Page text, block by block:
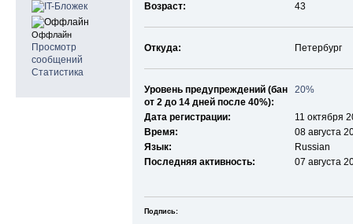
Оффлайн
Просмотр
сообщений
Статистика
Возраст:
43
Откуда: Петербург
Уровень предупреждений (бан
от 2 до 14 дней после 40%):
20%
Дата регистрации:
11 октября
Время:
08 августа
Язык:
Russian
Последняя активность:
07 августа
Подпись: